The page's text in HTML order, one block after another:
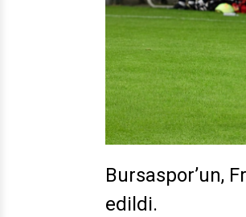
Bursaspor’un,
edildi.